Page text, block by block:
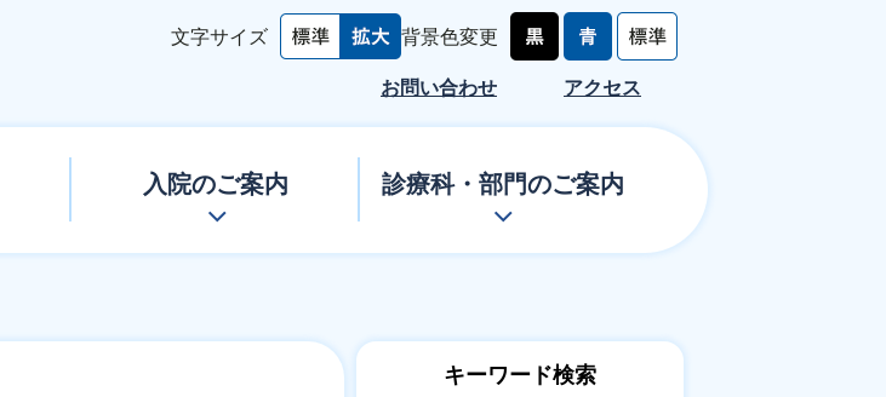
文字サイズ 背景色変更
お問い合わせ アクセス
入院のご案内 診療科・部門のご案内
キーワード検索